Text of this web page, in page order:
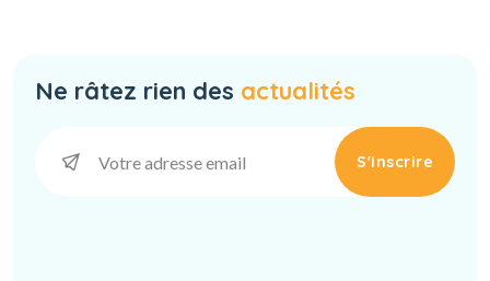
Ne râtez rien des actualités
S'inscrire